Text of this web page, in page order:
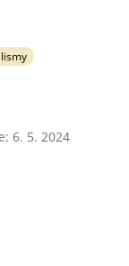
6. 5. 2024